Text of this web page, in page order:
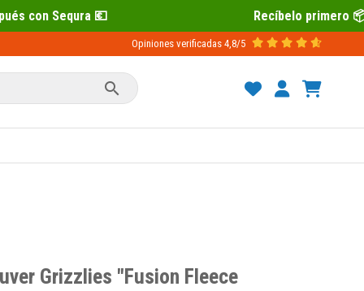
Recíbelo primero 📦 Paga después con Sequra 💶
Opiniones verificadas 4,8/5

Grizzlies "Fusion Fleece